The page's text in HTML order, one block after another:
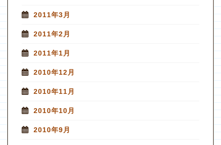
2011年3月
2011年2月
2011年1月
2010年12月
2010年11月
2010年10月
2010年9月